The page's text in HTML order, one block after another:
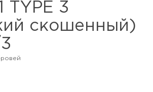
TYPE 3
скошенный)